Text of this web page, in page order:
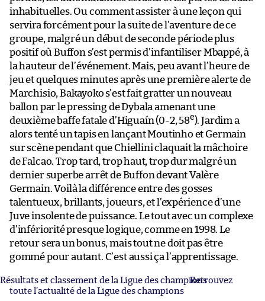
inhabituelles. Ou comment assister à une leçon qui
servira forcément pour la suite de l’aventure de ce
groupe, malgré un début de seconde période plus
positif où Buffon s’est permis d’infantiliser Mbappé, à
la hauteur de l’événement. Mais, peu avant l’heure de
jeu et quelques minutes après une première alerte de
Marchisio, Bakayoko s’est fait gratter un nouveau
ballon par le pressing de Dybala amenant une
deuxième baffe fatale d’Higuaín (0-2, 58e). Jardim a
alors tenté un tapis en lançant Moutinho et Germain
sur scène pendant que Chiellini claquait la mâchoire
de Falcao. Trop tard, trop haut, trop dur malgré un
dernier superbe arrêt de Buffon devant Valère
Germain. Voilà la différence entre des gosses
talentueux, brillants, joueurs, et l’expérience d’une
Juve insolente de puissance. Le tout avec un complexe
d’infériorité presque logique, comme en 1998. Le
retour sera un bonus, mais tout ne doit pas être
gommé pour autant. C’est aussi ça l’apprentissage.
Résultats et classement de la Ligue des championsRetrouvez
toute l’actualité de la Ligue des champions